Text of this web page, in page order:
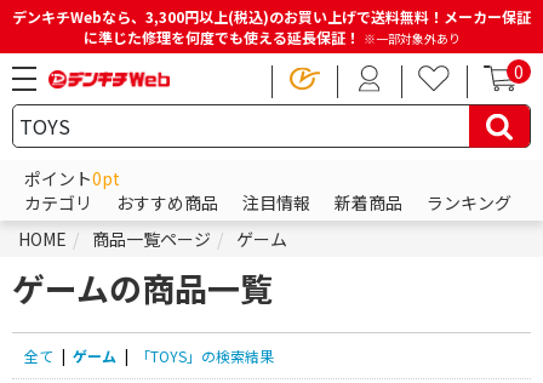
デンキチWebなら、3,300円以上(税込)のお買い上げで送料無料！メーカー保証
に準じた修理を何度でも使える延長保証！ ※一部対象外あり
0
ポイント0pt
カテゴリ
おすすめ商品 注目情報 新着商品
ランキング
HOME
商品一覧ページ ゲーム
ゲームの商品一覧
全て | ゲーム | 「TOYS」の検索結果